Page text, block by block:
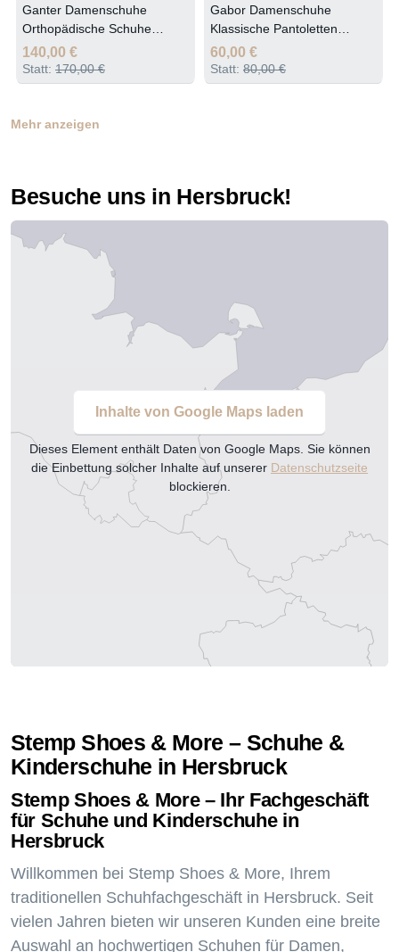
Ganter Damenschuhe
Orthopädische Schuhe
Graphit / Rose
140,00 €
Statt: 170,00 €
Gabor Damenschuhe
Klassische Pantoletten
granny green
60,00 €
Statt: 80,00 €
Mehr anzeigen
Besuche uns in Hersbruck!
Inhalte von Google Maps laden
Dieses Element enthält Daten von Google Maps. Sie können
die Einbettung solcher Inhalte auf unserer Datenschutzseite
blockieren.
Stemp Shoes & More – Schuhe &
Kinderschuhe in Hersbruck
Stemp Shoes & More – Ihr Fachgeschäft
für Schuhe und Kinderschuhe in
Hersbruck
Willkommen bei Stemp Shoes & More, Ihrem
traditionellen Schuhfachgeschäft in Hersbruck. Seit
vielen Jahren bieten wir unseren Kunden eine breite
Auswahl an hochwertigen Schuhen für Damen,